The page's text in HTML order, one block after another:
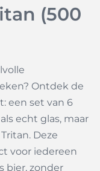
(500
Ontdek de
een set van 6
echt glas, maar
Deze
voor iedereen
bier, zonder